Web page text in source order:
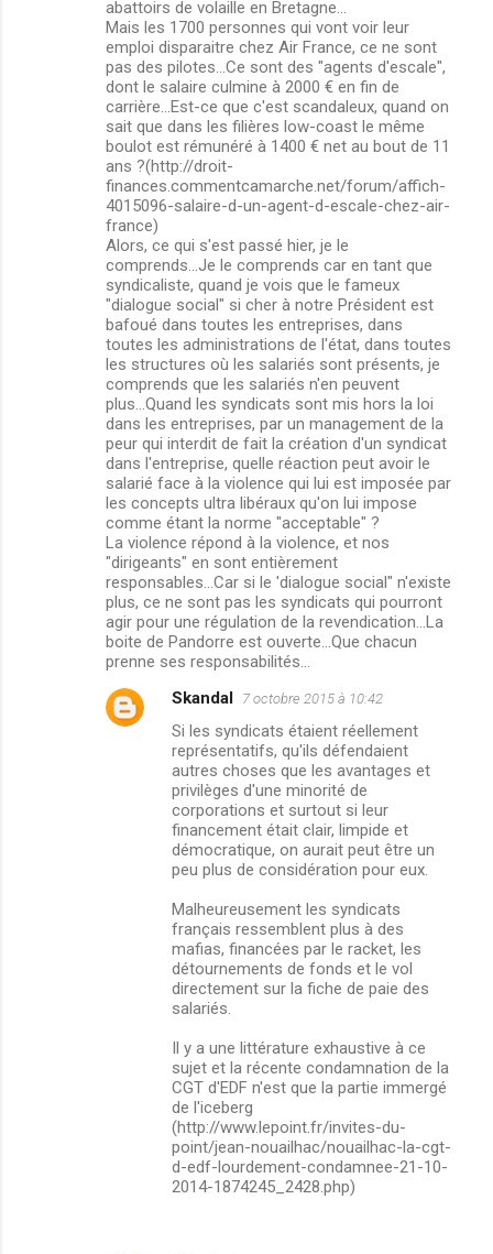
abattoirs de volaille en Bretagne...
Mais les 1700 personnes qui vont voir leur
emploi disparaitre chez Air France, ce ne sont
pas des pilotes...Ce sont des "agents d'escale",
dont le salaire culmine à 2000 € en fin de
carrière...Est-ce que c'est scandaleux, quand on
sait que dans les filières low-coast le même
boulot est rémunéré à 1400 € net au bout de 11
ans ?(http://droit-
finances.commentcamarche.net/forum/affich-
4015096-salaire-d-un-agent-d-escale-chez-air-
france)
Alors, ce qui s'est passé hier, je le
comprends...Je le comprends car en tant que
syndicaliste, quand je vois que le fameux
"dialogue social" si cher à notre Président est
bafoué dans toutes les entreprises, dans
toutes les administrations de l'état, dans toutes
les structures où les salariés sont présents, je
comprends que les salariés n'en peuvent
plus...Quand les syndicats sont mis hors la loi
dans les entreprises, par un management de la
peur qui interdit de fait la création d'un syndicat
dans l'entreprise, quelle réaction peut avoir le
salarié face à la violence qui lui est imposée par
les concepts ultra libéraux qu'on lui impose
comme étant la norme "acceptable" ?
La violence répond à la violence, et nos
"dirigeants" en sont entièrement
responsables...Car si le 'dialogue social" n'existe
plus, ce ne sont pas les syndicats qui pourront
agir pour une régulation de la revendication...La
boite de Pandorre est ouverte...Que chacun
prenne ses responsabilités...
Skandal 7 octobre 2015 à 10:42
Si les syndicats étaient réellement
représentatifs, qu'ils défendaient
autres choses que les avantages et
privilèges d'une minorité de
corporations et surtout si leur
financement était clair, limpide et
démocratique, on aurait peut être un
peu plus de considération pour eux.
Malheureusement les syndicats
français ressemblent plus à des
mafias, financées par le racket, les
détournements de fonds et le vol
directement sur la fiche de paie des
salariés.
Il y a une littérature exhaustive à ce
sujet et la récente condamnation de la
CGT d'EDF n'est que la partie immergé
de l'iceberg
(http://www.lepoint.fr/invites-du-
point/jean-nouailhac/nouailhac-la-cgt-
d-edf-lourdement-condamnee-21-10-
2014-1874245_2428.php)